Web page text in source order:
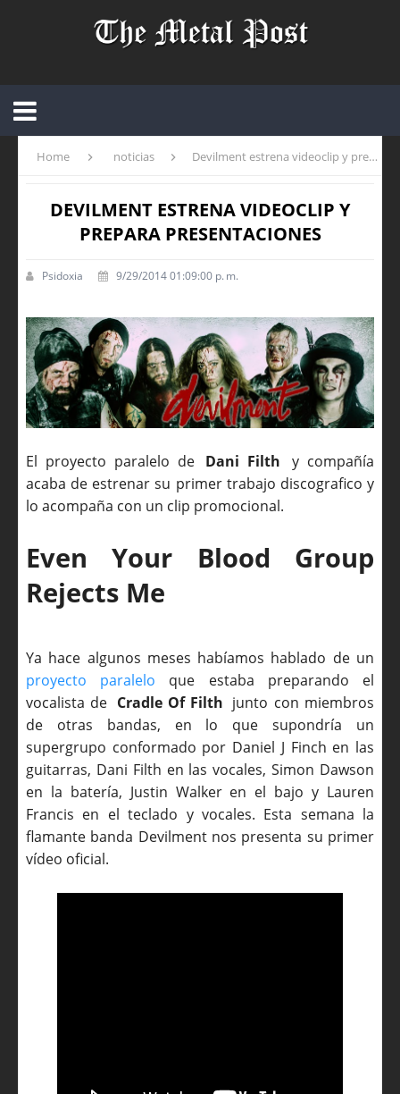
Home noticias Devilment estrena videoclip y prepara presentaciones
DEVILMENT ESTRENA VIDEOCLIP Y
PREPARA PRESENTACIONES
Psidoxia 9/29/2014 01:09:00 p. m.
El proyecto paralelo de Dani Filth
y compañía
acaba de estrenar su primer trabajo discografico y
lo acompaña con un clip promocional.
Even Your Blood Group
Rejects Me
Ya hace algunos meses habíamos hablado de un
proyecto paralelo que estaba preparando el
vocalista de Cradle Of Filth junto con miembros
de otras bandas, en lo que supondría un
supergrupo conformado por Daniel J Finch en las
guitarras, Dani Filth en las vocales, Simon Dawson
en la batería, Justin Walker en el bajo y Lauren
Francis en el teclado y vocales. Esta semana la
flamante banda Devilment nos presenta su primer
vídeo oficial.